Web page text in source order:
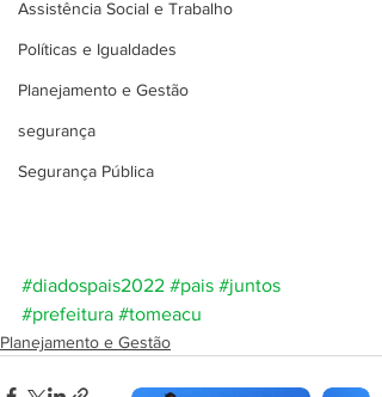
Assistência Social e Trabalho
Políticas e Igualdades
Planejamento e Gestão
segurança
Segurança Pública
#diadospais2022 #pais #juntos
#prefeitura #tomeacu
Planejamento e Gestão